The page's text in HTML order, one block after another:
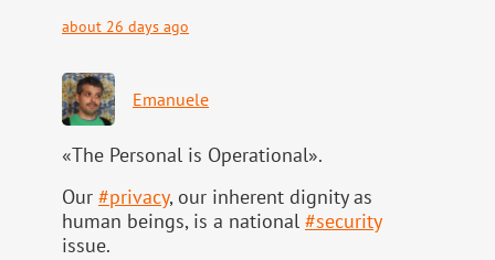
about 26 days ago
Emanuele
«The Personal is Operational».
Our #privacy, our inherent dignity as
human beings, is a national #security
issue.